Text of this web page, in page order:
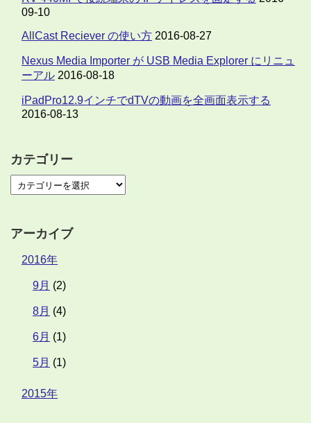
09-10
AllCast Reciever の使い方 2016-08-27
Nexus Media Importer が USB Media Explorer にリニュ
ーアル 2016-08-18
iPadPro12.9インチでdTVの動画を全画面表示する
2016-08-13
カテゴリー
アーカイブ
2016年
9月 (2)
8月 (4)
6月 (1)
5月 (1)
2015年